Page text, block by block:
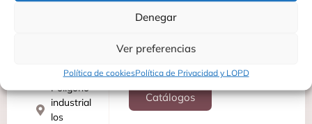
Denegar
Ver preferencias
Política de cookiesPolítica de Privacidad y LOPD
Poligono
industrial
los
Preguntas
Frecuentes
Blog
Catálogos